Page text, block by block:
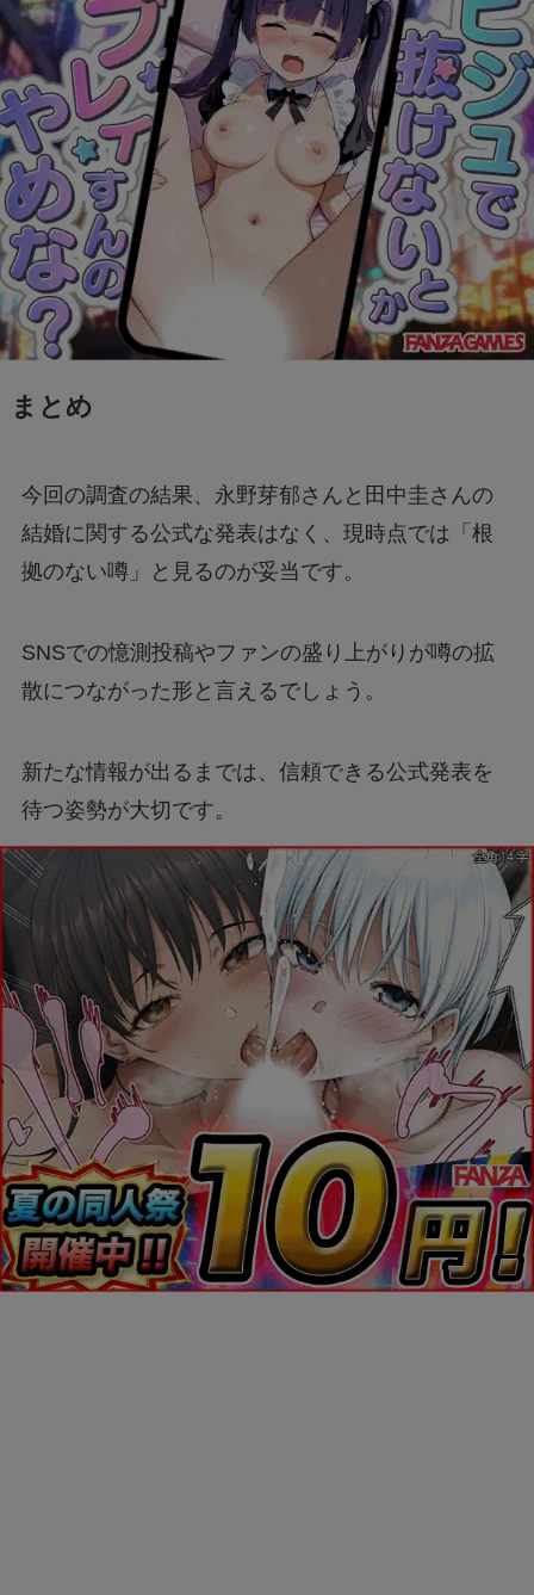
まとめ
今回の調査の結果、永野芽郁さんと田中圭さんの
結婚に関する公式な発表はなく、現時点では「根
拠のない噂」と見るのが妥当です。
SNSでの憶測投稿やファンの盛り上がりが噂の拡
散につながった形と言えるでしょう。
新たな情報が出るまでは、信頼できる公式発表を
待つ姿勢が大切です。